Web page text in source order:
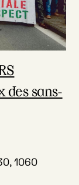
des sans-
1060